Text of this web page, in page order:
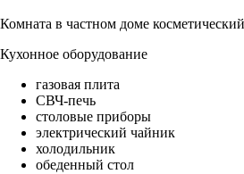
Комната в частном доме
Кухонное оборудование
газовая плита
СВЧ-печь
столовые приборы
электрический чайник
холодильник
обеденный стол